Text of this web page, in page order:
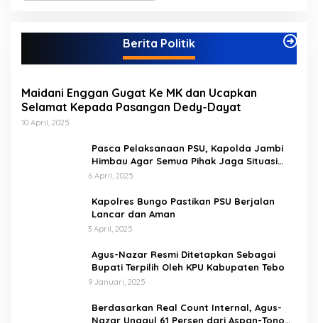
g
Berita Politik
Maidani Enggan Gugat Ke MK dan Ucapkan
Selamat Kepada Pasangan Dedy-Dayat
10 April, 2025
Pasca Pelaksanaan PSU, Kapolda Jambi
Himbau Agar Semua Pihak Jaga Situasi
Kamtibmas
6 April, 2025
Kapolres Bungo Pastikan PSU Berjalan
Lancar dan Aman
3 April, 2025
Agus-Nazar Resmi Ditetapkan Sebagai
Bupati Terpilih Oleh KPU Kabupaten Tebo
9 Januari, 2025
Berdasarkan Real Count Internal, Agus-
Nazar Unggul 61 Persen dari Aspan-Tono